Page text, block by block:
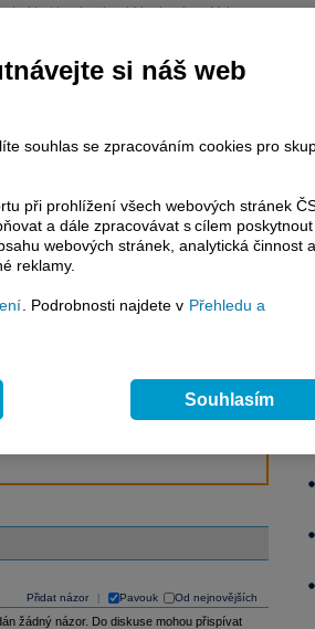
but banks should be leaders. Volumes
placených služeb
Patria Direct . Pokud jste klientem
získáte
jsou
prognózy
kalkulátory
Přidat názor Pavouk Od nejnovějších
žádný názor. Do diskuse mohou přispívat
si náš web
souhlas se zpracováním cookies pro
při prohlížení všech webových stránek
a dále zpracovávat s cílem
webových stránek, analytická činnost a
reklamy.
. Podrobnosti najdete v Přehledu a
Souhlasím